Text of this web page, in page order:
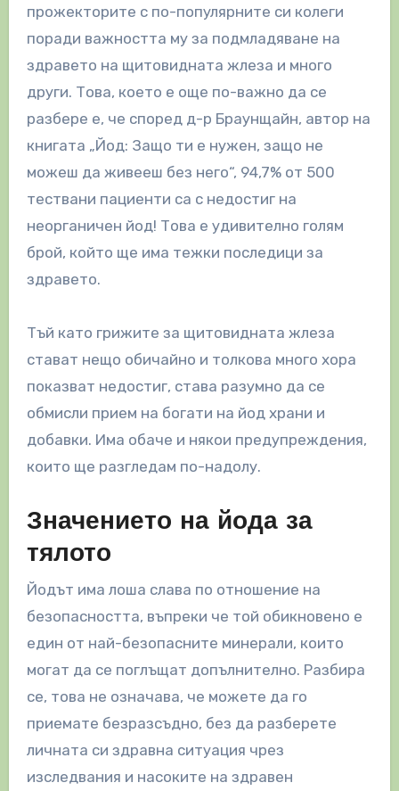
прожекторите с по-популярните си колеги
поради важността му за подмладяване на
здравето на щитовидната жлеза и много
други. Това, което е още по-важно да се
разбере е, че според д-р Браунщайн, автор на
книгата „Йод: Защо ти е нужен, защо не
можеш да живееш без него“, 94,7% от 500
тествани пациенти са с недостиг на
неорганичен йод! Това е удивително голям
брой, който ще има тежки последици за
здравето.
Тъй като грижите за щитовидната жлеза
стават нещо обичайно и толкова много хора
показват недостиг, става разумно да се
обмисли прием на богати на йод храни и
добавки. Има обаче и някои предупреждения,
които ще разгледам по-надолу.
Значението на йода за
тялото
Йодът има лоша слава по отношение на
безопасността, въпреки че той обикновено е
един от най-безопасните минерали, които
могат да се поглъщат допълнително. Разбира
се, това не означава, че можете да го
приемате безразсъдно, без да разберете
личната си здравна ситуация чрез
изследвания и насоките на здравен